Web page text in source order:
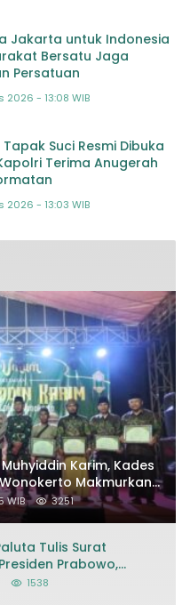
Jakarta untuk Indonesia
Bersatu Jaga
Persatuan
2026 - 13:08 WIB
Suci Resmi Dibuka
Terima Anugerah
2026 - 13:03 WIB
Karim, Kades
Makmurkan
WIB 3251
Tulis Surat
Prabowo,
Dugaan
1538